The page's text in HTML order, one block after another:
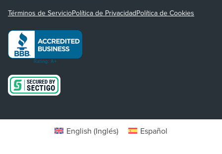
Términos de ServicioPolítica de PrivacidadPolítica de Cookies
English (Inglés) Español